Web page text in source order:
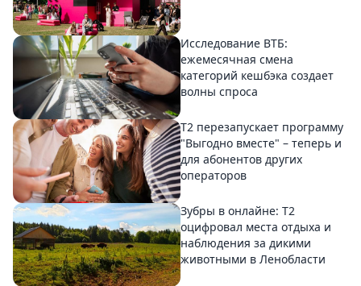
Исследование ВТБ:
ежемесячная смена
категорий кешбэка создает
волны спроса
Т2 перезапускает программу
"Выгодно вместе" – теперь и
для абонентов других
операторов
Зубры в онлайне: Т2
оцифровал места отдыха и
наблюдения за дикими
животными в Ленобласти